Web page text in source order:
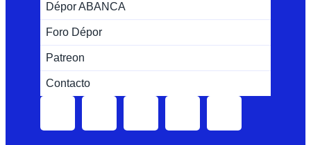
Dépor ABANCA
Foro Dépor
Patreon
Contacto